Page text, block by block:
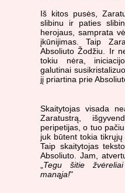
Iš kitos pusės,
slibinu ir paties
herojaus, samprata
įkūnijimas. Taip
Absoliuto Žodžiu. Ir
tokiu nėra,
galutinai
jį priartina prie
Skaitytojas visada
Zaratustrą,
peripetijas, o tuo
juk būtent tokia
Taip skaitytojas
Absoliuto. Jam,
„Tegu šitie
manąja!"